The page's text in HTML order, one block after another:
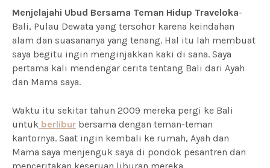
Menjelajahi Ubud Bersama Teman Hidup Traveloka-
Bali, Pulau Dewata yang tersohor karena keindahan
alam dan suasananya yang tenang. Hal itu lah membuat
saya begitu ingin menginjakkan kaki di sana. Saya
pertama kali mendengar cerita tentang Bali dari Ayah
dan Mama saya.
Waktu itu sekitar tahun 2009 mereka pergi ke Bali
untuk berlibur bersama dengan teman-teman
kantornya. Saat ingin kembali ke rumah, Ayah dan
Mama saya menjenguk saya di pondok pesantren dan